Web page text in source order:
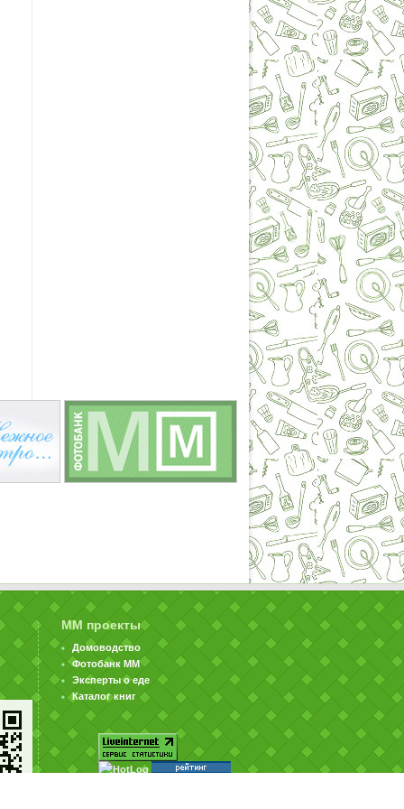
ММ проекты
Домоводство
Фотобанк ММ
Эксперты о еде
Каталог книг